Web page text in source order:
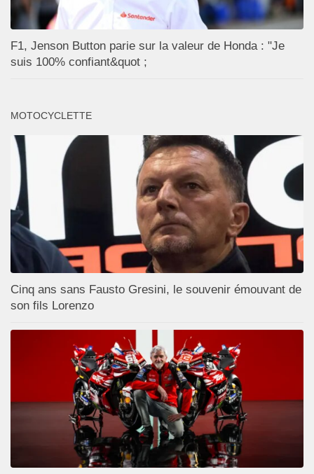
F1, Jenson Button parie sur la valeur de Honda : "Je
suis 100% confiant&quot ;
MOTOCYCLETTE
Cinq ans sans Fausto Gresini, le souvenir émouvant de
son fils Lorenzo